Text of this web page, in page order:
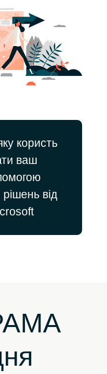
користь
ваш
рішень від